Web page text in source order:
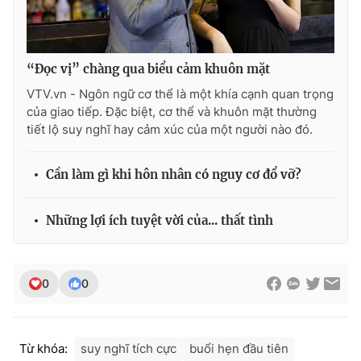
THỜI BÁO VTV
Cơ quan báo chí: Thời báo VTV
Tổng Biên tập:
Tổng đài VTV:024.38 355 931 - 024.38 355 932
“Đọc vị” chàng qua biểu cảm khuôn mặt
VTV.vn - Ngôn ngữ cơ thể là một khía cạnh quan trọng
của giao tiếp. Đặc biệt, cơ thể và khuôn mặt thường
tiết lộ suy nghĩ hay cảm xúc của một người nào đó.
Cần làm gì khi hôn nhân có nguy cơ đổ vỡ?
Những lợi ích tuyệt vời của... thất tình
0 0
Từ khóa: suy nghĩ tích cực buổi hẹn đầu tiên